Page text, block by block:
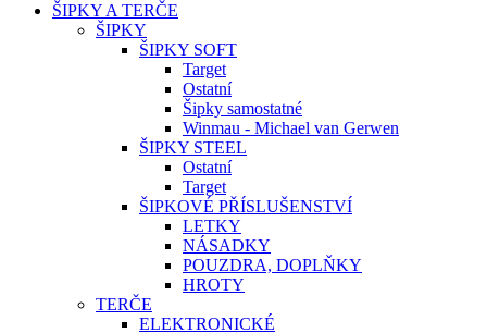
ŠIPKY A TERČE
ŠIPKY
ŠIPKY SOFT
Target
Ostatní
Šipky samostatné
Winmau - Michael van Gerwen
ŠIPKY STEEL
Ostatní
Target
ŠIPKOVÉ PŘÍSLUŠENSTVÍ
LETKY
NÁSADKY
POUZDRA, DOPLŇKY
HROTY
TERČE
ELEKTRONICKÉ